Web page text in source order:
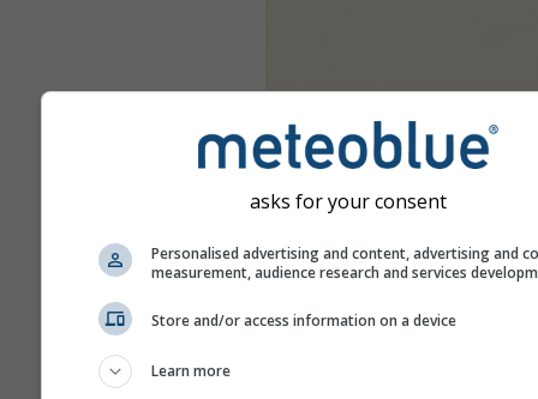
asks for your consent
Personalised advertising and content, advertising and
measurement, audience research and services
Store and/or access information on a device
Learn more